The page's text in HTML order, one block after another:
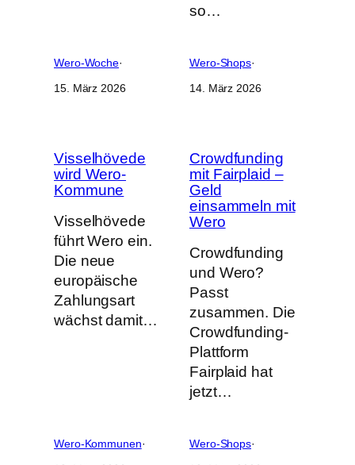
Wero-Woche·
15. März 2026
so…
Wero-Shops·
14. März 2026
Visselhövede
wird Wero-
Kommune
Visselhövede
führt Wero ein.
Die neue
europäische
Zahlungsart
wächst damit…
Wero-Kommunen·
Crowdfunding
mit Fairplaid –
Geld
einsammeln mit
Wero
Crowdfunding
und Wero?
Passt
zusammen. Die
Crowdfunding-
Plattform
Fairplaid hat
jetzt…
Wero-Shops·